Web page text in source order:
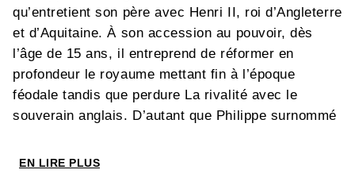
qu’entretient son père avec Henri II, roi d’Angleterre
et d’Aquitaine. À son accession au pouvoir, dès
l’âge de 15 ans, il entreprend de réformer en
profondeur le royaume mettant fin à l’époque
féodale tandis que perdure La rivalité avec le
souverain anglais. D’autant que Philippe surnommé
adversaire de choix : le célèbre Richard I
EN LIRE PLUS